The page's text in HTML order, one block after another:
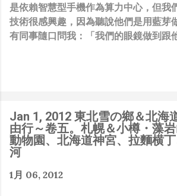
是依賴智慧型手機作為算力中心，但我
技術很感興趣，因為聽說他們是用藍芽
有同事隨口問我：「我們的眼鏡做到跟
人，那我還在這幹嘛？？？（笑）” 也
們還在研究那個眼鏡時，常聽到像是：
什麼黑科技 』，這類沒有建設性、不應
來的話，而我也是不以為然。坦白講，
三個字掛在嘴上，當做無知的遮羞布，
Jan 1, 2012 東北雪の鄉＆北海
由行～卷五。札幌＆小樽・藻
動物園、北海道神宮、拉麵横
河
1月 06, 2012